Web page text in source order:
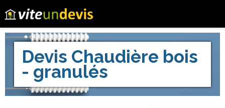
Devis Chaudière bois
- granulés